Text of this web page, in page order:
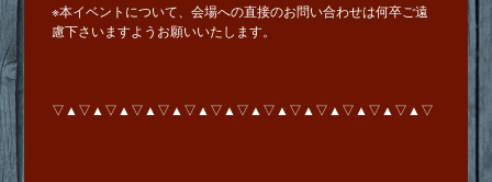
※本イベントについて、会場への直接のお問い合わせは何卒ご遠
慮下さいますようお願いいたします。
▽▲▽▲▽▲▽▲▽▲▽▲▽▲▽▲▽▲▽▲▽▲▽▲▽▲▽▲▽